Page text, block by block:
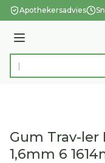
Ga naar de inhoud
Apothekersadvies
Menu
Product, merk,
Gum Trav-
1,6mm 6